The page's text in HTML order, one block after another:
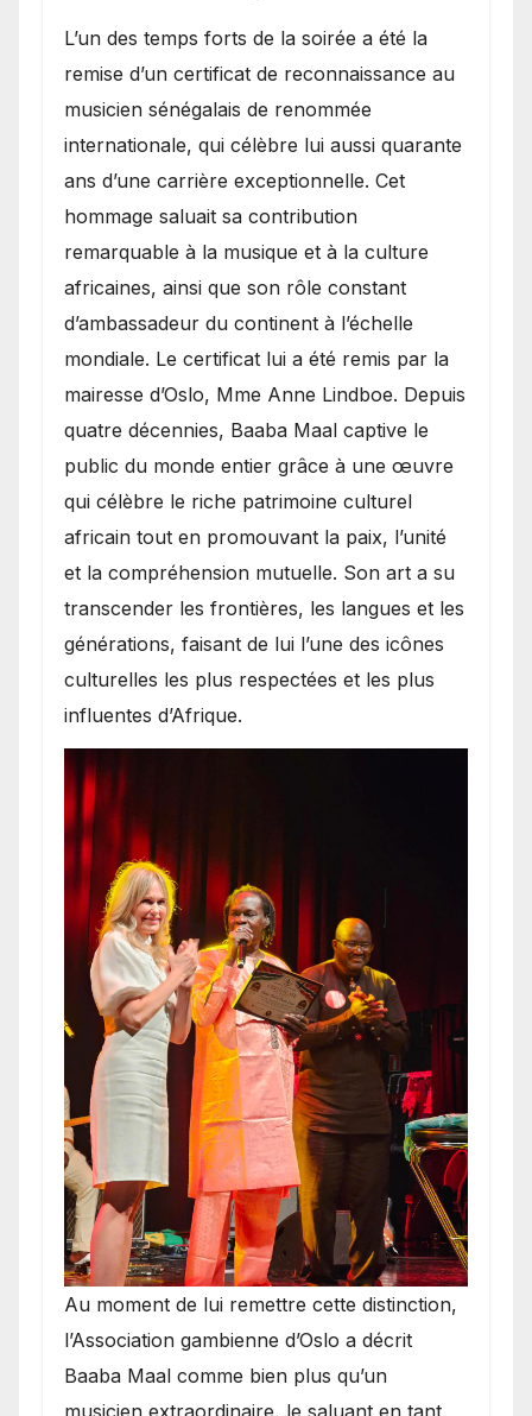
​L’un des temps forts de la soirée a été la
remise d’un certificat de reconnaissance au
musicien sénégalais de renommée
internationale, qui célèbre lui aussi quarante
ans d’une carrière exceptionnelle. Cet
hommage saluait sa contribution
remarquable à la musique et à la culture
africaines, ainsi que son rôle constant
d’ambassadeur du continent à l’échelle
mondiale. Le certificat lui a été remis par la
mairesse d’Oslo, Mme Anne Lindboe. Depuis
quatre décennies, Baaba Maal captive le
public du monde entier grâce à une œuvre
qui célèbre le riche patrimoine culturel
africain tout en promouvant la paix, l’unité
et la compréhension mutuelle. Son art a su
transcender les frontières, les langues et les
générations, faisant de lui l’une des icônes
culturelles les plus respectées et les plus
influentes d’Afrique.
​Au moment de lui remettre cette distinction,
l’Association gambienne d’Oslo a décrit
Baaba Maal comme bien plus qu’un
musicien extraordinaire, le saluant en tant